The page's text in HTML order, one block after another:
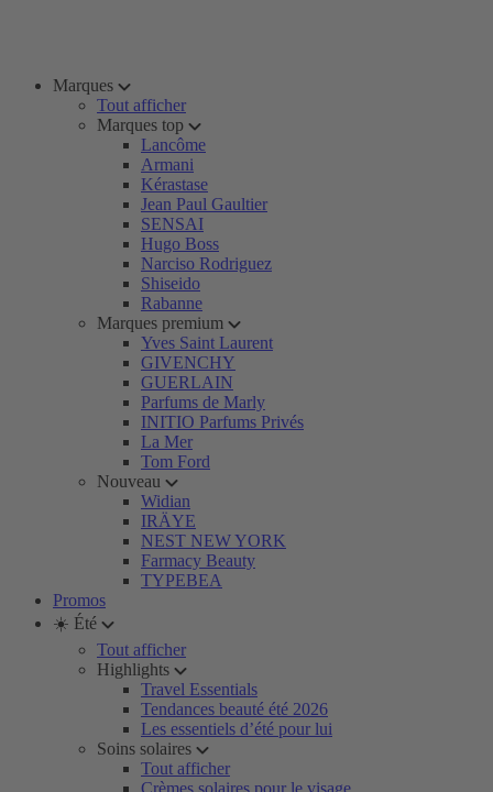
Marques
Tout afficher
Marques top
Lancôme
Armani
Kérastase
Jean Paul Gaultier
SENSAI
Hugo Boss
Narciso Rodriguez
Shiseido
Rabanne
Marques premium
Yves Saint Laurent
GIVENCHY
GUERLAIN
Parfums de Marly
INITIO Parfums Privés
La Mer
Tom Ford
Nouveau
Widian
IRÄYE
NEST NEW YORK
Farmacy Beauty
TYPEBEA
Promos
☀️ Été
Tout afficher
Highlights
Travel Essentials
Tendances beauté été 2026
Les essentiels d’été pour lui
Soins solaires
Tout afficher
Crèmes solaires pour le visage